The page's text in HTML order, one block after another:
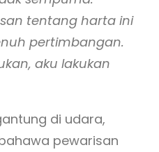
tentang harta ini
pertimbangan.
aku lakukan
di udara,
pewarisan